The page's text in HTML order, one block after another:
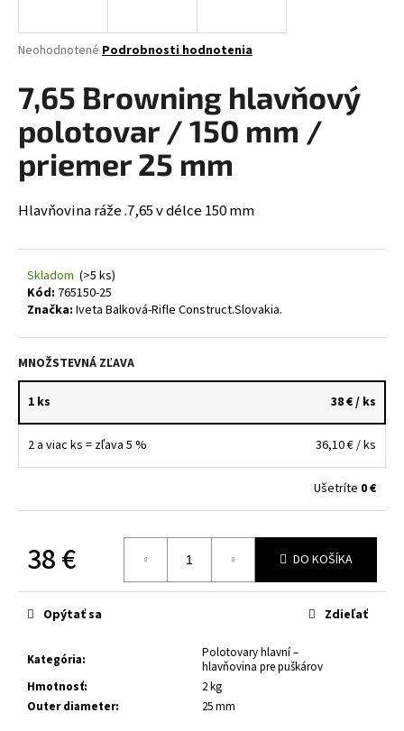
Priemerné
produktu
je
5
hviezdičiek.
Neohodnotené Podrobnosti hodnotenia
7,65 Browning hlavňový
polotovar / 150 mm /
priemer 25 mm
Hlavňovina ráže .7,65 v délce 150 mm
Skladom (>5 ks)
Kód: 765150-25
Značka: Iveta Balková-Rifle Construct.Slovakia.
MNOŽSTEVNÁ ZĽAVA
1 ks 38 €/ ks
2 a viac ks = zľava 5 % 36,10 €/ ks
Ušetríte 0 €
38 € DO KOŠÍKA
Kategória:
Polotovary hlavní –
hlavňovina pre puškárov
Hmotnosť:
2 kg
Outer diameter: 25 mm
Opýtať sa Zdieľať
j
ť
?
HĽADAŤ
O
d
r
ú
a
m
e
19
LUGER
POLOTOVAR
PRIEMER
30
MM